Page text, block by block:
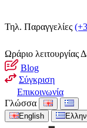
Τηλ. Παραγγελίες
Ωράριο λειτουργίας
Blog
Σύγκριση
Επικοινωνία
Γλώσσα
English